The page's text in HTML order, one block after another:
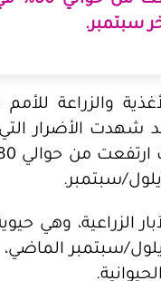
والزراعة للأمم
شهدت الأضرار
يقرب 87% في أواخر أيلول/